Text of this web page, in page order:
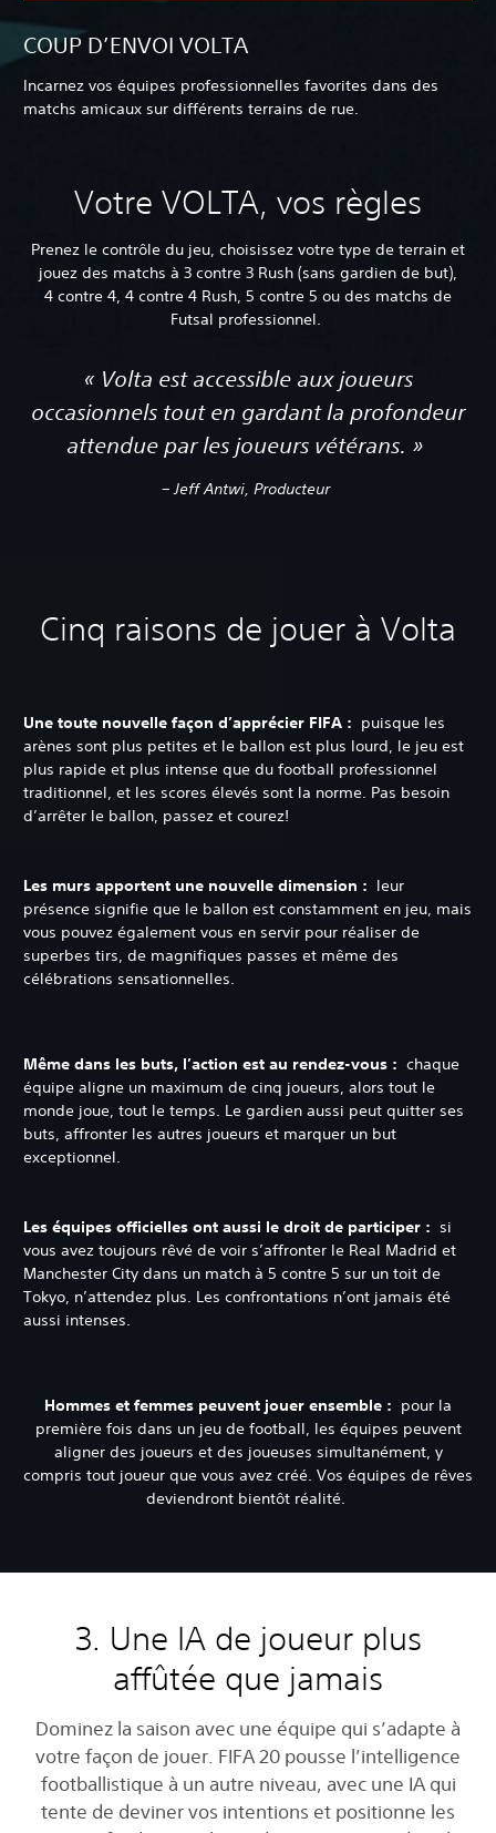
COUP D’ENVOI VOLTA
Incarnez vos équipes professionnelles favorites dans des
matchs amicaux sur différents terrains de rue.
Votre VOLTA, vos règles
Prenez le contrôle du jeu, choisissez votre type de terrain et
jouez des matchs à 3 contre 3 Rush (sans gardien de but),
4 contre 4, 4 contre 4 Rush, 5 contre 5 ou des matchs de
Futsal professionnel.
« Volta est accessible aux joueurs
occasionnels tout en gardant la profondeur
attendue par les joueurs vétérans. »
– Jeff Antwi, Producteur
Cinq raisons de jouer à Volta
Une toute nouvelle façon d’apprécier FIFA : puisque les
arènes sont plus petites et le ballon est plus lourd, le jeu est
plus rapide et plus intense que du football professionnel
traditionnel, et les scores élevés sont la norme. Pas besoin
d’arrêter le ballon, passez et courez!
Les murs apportent une nouvelle dimension : leur
présence signifie que le ballon est constamment en jeu, mais
vous pouvez également vous en servir pour réaliser de
superbes tirs, de magnifiques passes et même des
célébrations sensationnelles.
Même dans les buts, l’action est au rendez-vous : chaque
équipe aligne un maximum de cinq joueurs, alors tout le
monde joue, tout le temps. Le gardien aussi peut quitter ses
buts, affronter les autres joueurs et marquer un but
exceptionnel.
Les équipes officielles ont aussi le droit de participer : si
vous avez toujours rêvé de voir s’affronter le Real Madrid et
Manchester City dans un match à 5 contre 5 sur un toit de
Tokyo, n’attendez plus. Les confrontations n’ont jamais été
aussi intenses.
Hommes et femmes peuvent jouer ensemble : pour la
première fois dans un jeu de football, les équipes peuvent
aligner des joueurs et des joueuses simultanément, y
compris tout joueur que vous avez créé. Vos équipes de rêves
deviendront bientôt réalité.
3. Une IA de joueur plus
affûtée que jamais
Dominez la saison avec une équipe qui s’adapte à
votre façon de jouer. FIFA 20 pousse l’intelligence
footballistique à un autre niveau, avec une IA qui
tente de deviner vos intentions et positionne les